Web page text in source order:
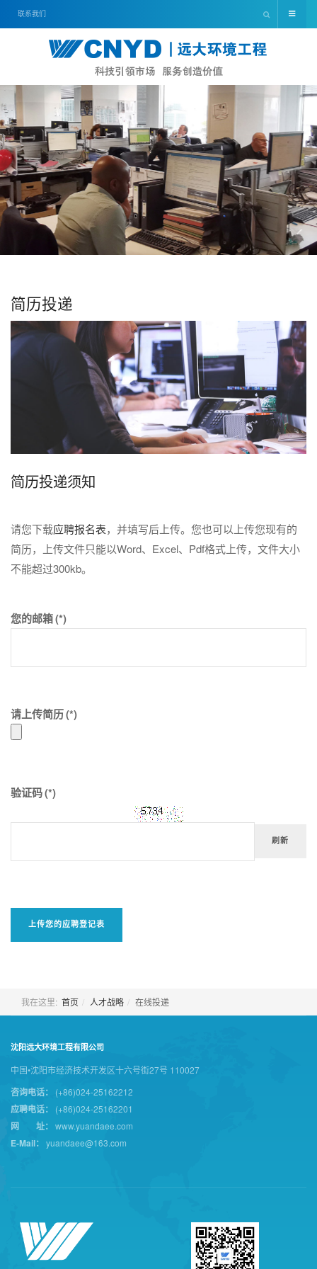
联系我们
简历投递
简历投递须知
请您下载应聘报名表，并填写后上传。您也可以上传您现有的
简历，上传文件只能以Word、Excel、Pdf格式上传，文件大小
不能超过300kb。
您的邮箱(*)
请上传简历(*)
验证码(*)
刷新
上传您的应聘登记表
我在这里: 首页 人才战略 在线投递
沈阳远大环境工程有限公司
中国•沈阳市经济技术开发区十六号街27号 110027
咨询电话： (+86)024-25162212
应聘电话： (+86)024-25162201
网 址： www.yuandaee.com
E-Mail： yuandaee@163.com